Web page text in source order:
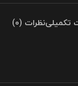
تکمیلینظرات (0)